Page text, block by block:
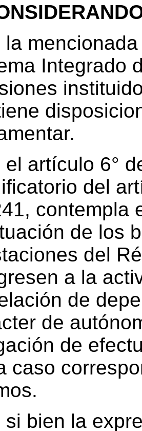
la
Integrado
el artículo 6°
del
contempla
de los
del
a la
de
de
de
caso
si bien la